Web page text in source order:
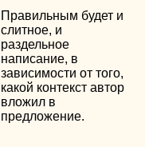
Правильным будет и
слитное, и
раздельное
написание, в
зависимости от того,
какой контекст автор
вложил в
предложение.